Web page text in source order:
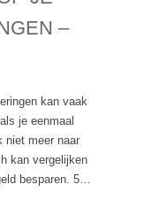
–
kan vaak
je eenmaal
niet meer naar
kan vergelijken
besparen. 5…